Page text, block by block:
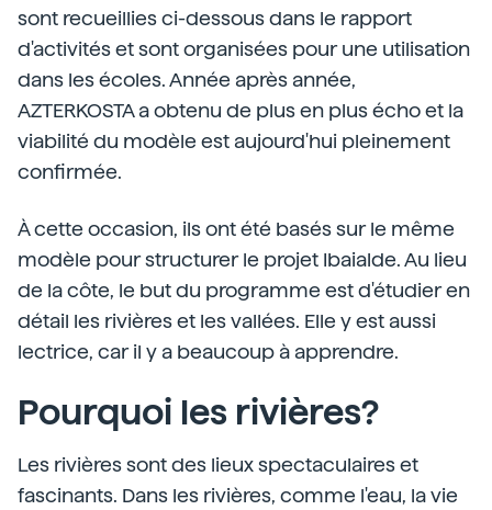
sont recueillies ci-dessous dans le rapport
d'activités et sont organisées pour une utilisation
dans les écoles. Année après année,
AZTERKOSTA a obtenu de plus en plus écho et la
viabilité du modèle est aujourd'hui pleinement
confirmée.
À cette occasion, ils ont été basés sur le même
modèle pour structurer le projet Ibaialde. Au lieu
de la côte, le but du programme est d'étudier en
détail les rivières et les vallées. Elle y est aussi
lectrice, car il y a beaucoup à apprendre.
Pourquoi les rivières?
Les rivières sont des lieux spectaculaires et
fascinants. Dans les rivières, comme l'eau, la vie